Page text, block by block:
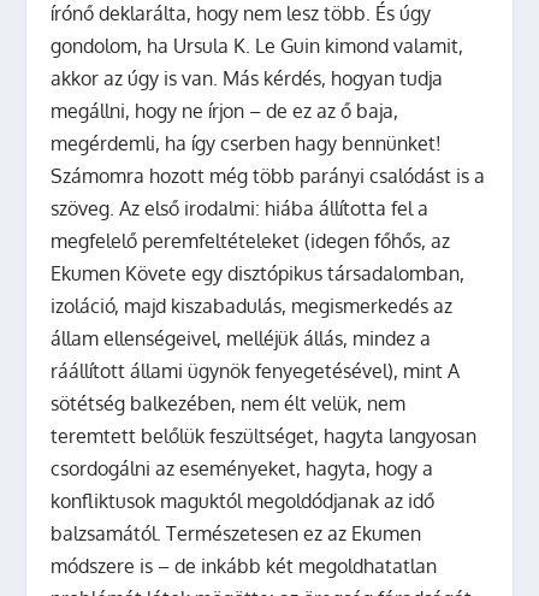
írónő deklarálta, hogy nem lesz több. És úgy
gondolom, ha Ursula K. Le Guin kimond valamit,
akkor az úgy is van. Más kérdés, hogyan tudja
megállni, hogy ne írjon – de ez az ő baja,
megérdemli, ha így cserben hagy bennünket!
Számomra hozott még több parányi csalódást is a
szöveg. Az első irodalmi: hiába állította fel a
megfelelő peremfeltételeket (idegen főhős, az
Ekumen Követe egy disztópikus társadalomban,
izoláció, majd kiszabadulás, megismerkedés az
állam ellenségeivel, melléjük állás, mindez a
ráállított állami ügynök fenyegetésével), mint A
sötétség balkezében, nem élt velük, nem
teremtett belőlük feszültséget, hagyta langyosan
csordogálni az eseményeket, hagyta, hogy a
konfliktusok maguktól megoldódjanak az idő
balzsamától. Természetesen ez az Ekumen
módszere is – de inkább két megoldhatatlan